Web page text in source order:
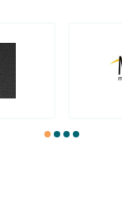
1 2 3 4